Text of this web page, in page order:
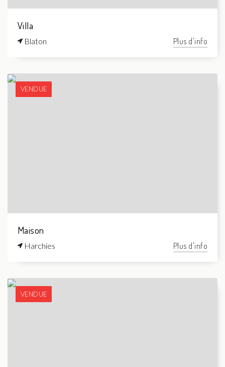
Villa
Blaton Plus d'info
VENDUE
Maison
Harchies Plus d'info
VENDUE